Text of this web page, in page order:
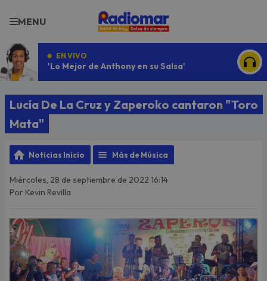
MENU
EN VIVO
'Lo Mejor de Anthony en su Salsa'
Lucía De La Cruz y Zaperoko cantaron "Toro
Mata"
Noticias Inicio Más de Música
Miércoles, 28 de septiembre de 2022 16:14
Por Kevin Revilla